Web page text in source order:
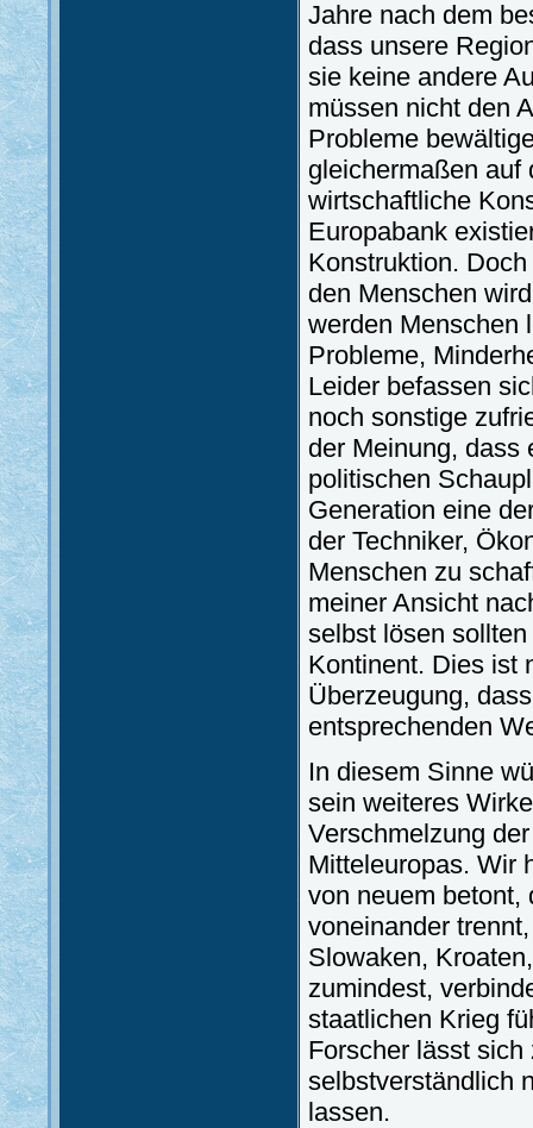
Jahre nach dem
dass unsere
sie keine andere
müssen nicht den
Probleme
gleichermaßen auf
wirtschaftliche
Europabank
Konstruktion.
den Menschen
werden Menschen
Probleme,
Leider befassen
noch sonstige
der Meinung, dass
politischen
Generation eine
der Techniker,
Menschen zu
meiner Ansicht
selbst lösen
Kontinent. Dies ist
Überzeugung,
entsprechenden
In diesem Sinne
sein weiteres
Verschmelzung
Mitteleuropas. Wir
von neuem betont,
voneinander
Slowaken,
zumindest,
staatlichen Krieg
Forscher lässt
selbstverständlich
lassen.